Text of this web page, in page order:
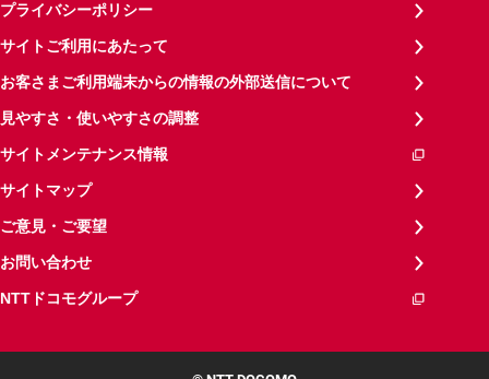
プライバシーポリシー
サイトご利用にあたって
お客さまご利用端末からの情報の外部送信について
見やすさ・使いやすさの調整
サイトメンテナンス情報
サイトマップ
ご意見・ご要望
お問い合わせ
NTTドコモグループ